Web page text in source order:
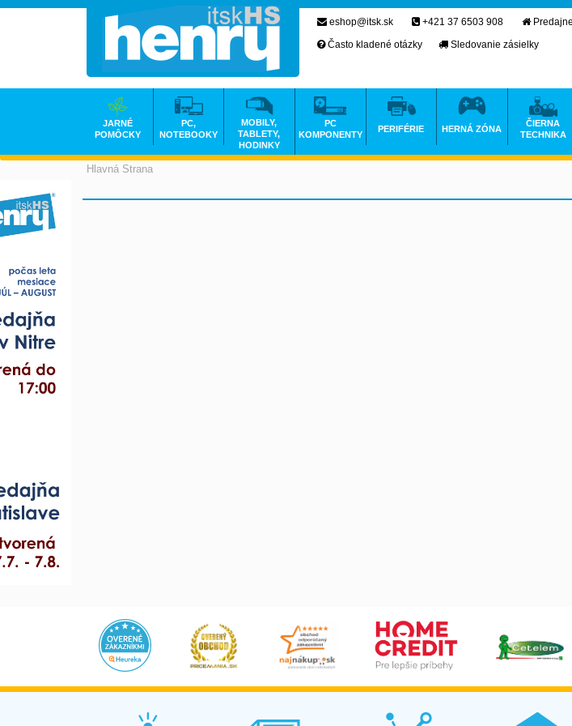
Hlavná Strana
eshop@itsk.sk +421 37 6503 908
Často kladené otázky
Sledovanie zásielky
JARNÉ
POMÔCKY
PC,
NOTEBOOKY
MOBILY,
TABLETY,
HODINKY
PC
KOMPONENTY
PERIFÉRIE HERNÁ ZÓNA
ČIERNA
TECHNIKA